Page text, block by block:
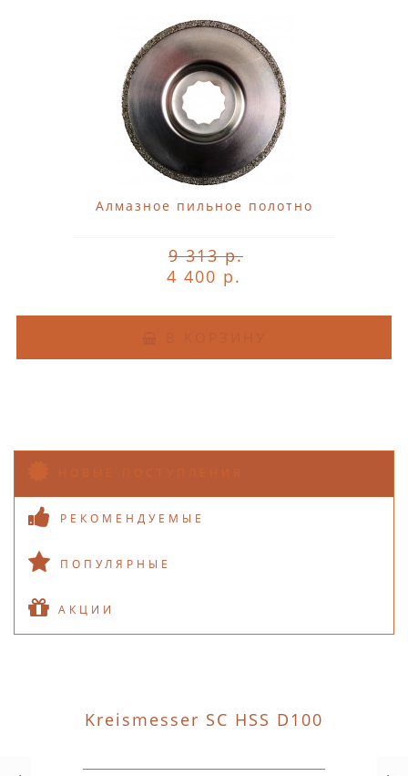
Алмазное пильное полотно
9 313 р.
4 400 р.
РЕКОМЕНДУЕМЫЕ
ПОПУЛЯРНЫЕ
АКЦИИ
Kreismesser SC HSS D100